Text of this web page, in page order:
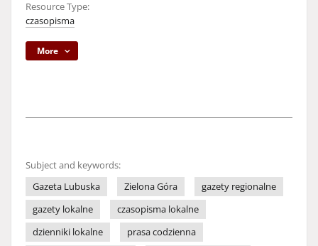
Resource Type:
czasopisma
More
Subject and keywords:
Gazeta Lubuska
Zielona Góra
gazety regionalne
gazety lokalne
czasopisma lokalne
dzienniki lokalne
prasa codzienna